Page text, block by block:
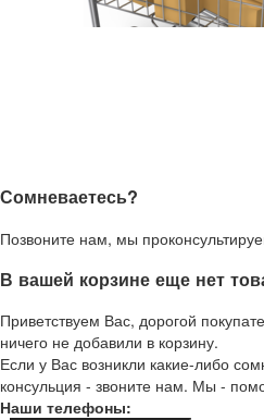
Сомневаетесь?
Позвоните нам, мы
В вашей корзине еще нет
Приветствуем Вас, дорогой
ничего не добавили в корзину.
Если у Вас возникли какие-либо
консульция - звоните нам. Мы -
Наши телефоны: